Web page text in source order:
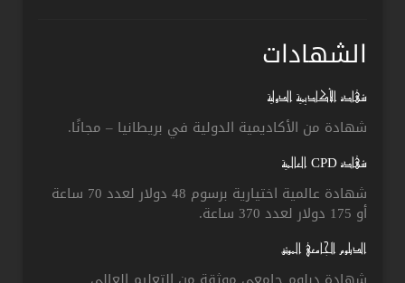
الشهادات
شهادة الأكاديمية الدولية
شهادة من الأكاديمية الدولية في بريطانيا – مجانًا.
شهادة CPD العالمية
شهادة عالمية اختيارية برسوم 48 دولار لعدد 70 ساعة
أو 175 دولار لعدد 370 ساعة.
الدبلوم الجامعي الموثق